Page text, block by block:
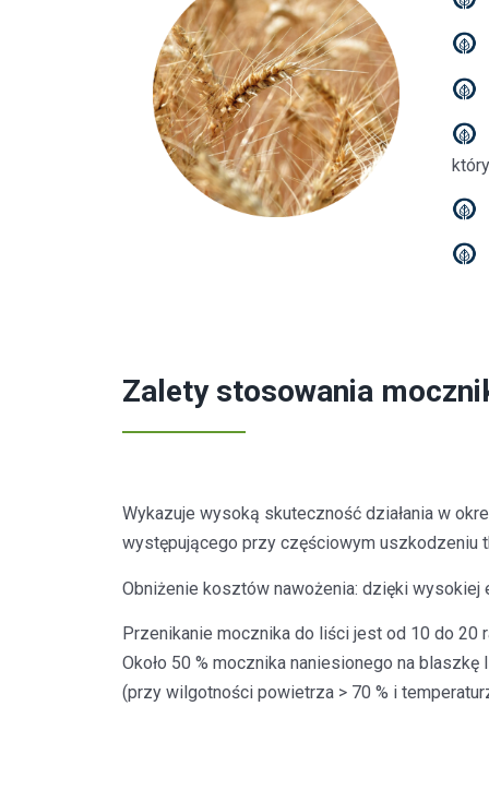
Zalety stosowania
Wykazuje wysoką skuteczność działania w
występującego przy częściowym uszkodzeniu
Obniżenie kosztów nawożenia: dzięki
Przenikanie mocznika do liści jest od 10 do 20
Około 50 % mocznika naniesionego na
(przy wilgotności powietrza > 70 % i